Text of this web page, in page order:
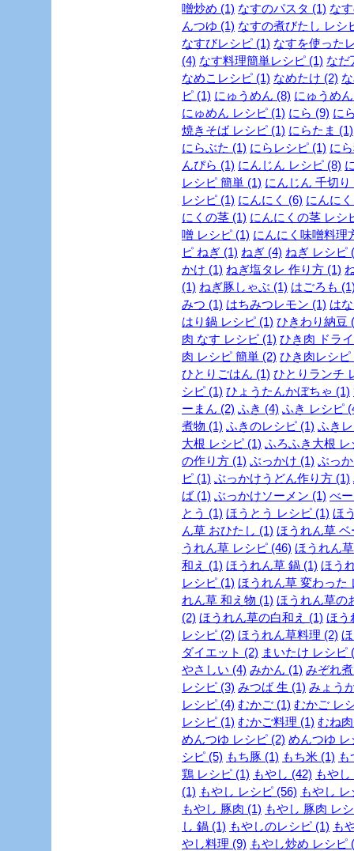
噌炒め (1) なすのパスタ (1) な
んつゆ (1) なすの煮びたし レシ
なすびレシピ (1) なすを使った
(4) なす料理簡単レシピ (1) なだ
なめこレシピ (1) なめたけ (2)
ピ (1) にゅうめん (8) にゅうめ
にゅめん レシピ (1) にら (9) に
焼きそば レシピ (1) にらたま (1)
にらぶた (1) にらレシピ (1) に
んぴら (1) にんじん レシピ (8)
レシピ 簡単 (1) にんじん 千切り
レシピ (1) にんにく (6) にんに
にくの茎 (1) にんにくの茎 レシ
噌 レシピ (1) にんにく味噌料理
ピ ねぎ (1) ねぎ (4) ねぎ レシピ
かけ (1) ねぎ塩タレ 作り方 (1)
(1) ねぎ豚しゃぶ (1) はごろも
みつ (1) はちみつレモン (1) は
はり鍋 レシピ (1) ひきわり納豆
肉 なす レシピ (1) ひき肉 ドラ
肉 レシピ 簡単 (2) ひき肉レシピ
ひとりごはん (1) ひとりランチ
シピ (1) ひょうたんかぼちゃ (1)
ーまん (2) ふき (4) ふき レシピ
煮物 (1) ふきのレシピ (1) ふき
大根 レシピ (1) ふろふき大根
の作り方 (1) ぶっかけ (1) ぶっ
ピ (1) ぶっかけうどん作り方 (1)
ば (1) ぶっかけソーメン (1) べ
とう (1) ほうとう レシピ (1) ほ
ん草 おひたし (1) ほうれん草 ベ
うれん草 レシピ (46) ほうれん
和え (1) ほうれん草 鍋 (1) ほう
レシピ (1) ほうれん草 変わった
れん草 和え物 (1) ほうれん草の
(2) ほうれん草の白和え (1) ほう
レシピ (2) ほうれん草料理 (2)
ダイエット (2) まいたけ レシピ
やさしい (4) みかん (1) みぞれ
レシピ (3) みつば 生 (1) みょう
レシピ (4) むかご (1) むかご レ
レシピ (1) むかご料理 (1) むね
めんつゆ レシピ (2) めんつゆ
シピ (5) もち豚 (1) もち米 (1) も
鶏 レシピ (1) もやし (42) もや
(1) もやし レシピ (56) もやし
もやし 豚肉 (1) もやし 豚肉 レ
し 鍋 (1) もやしのレシピ (1) も
やし料理 (9) もやし炒め レシピ